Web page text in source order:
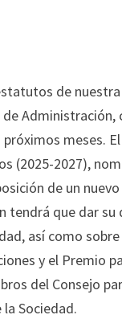
de nuestra
de
meses.
(2025-2027),
de un
tendrá que dar
así como
y el Premio
del Consejo
Sociedad.